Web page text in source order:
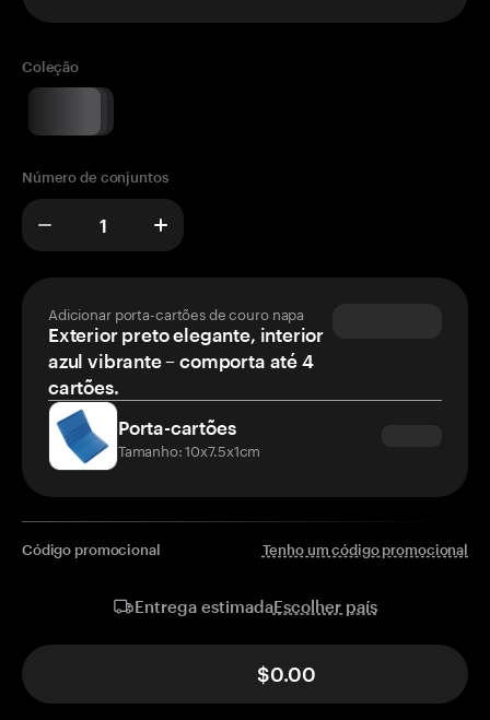
Coleção
Número de conjuntos
Adicionar porta-cartões de couro napa
Exterior preto elegante, interior
azul vibrante – comporta até 4
cartões.
Porta-cartões
Tamanho: 10x7.5x1cm
Código promocional Tenho um código promocional
Entrega estimadaEscolher país
$0.00